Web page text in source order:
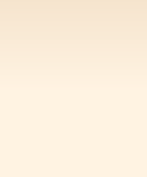
นากรมที่ดิน" ครบรอบ ๑๒๒